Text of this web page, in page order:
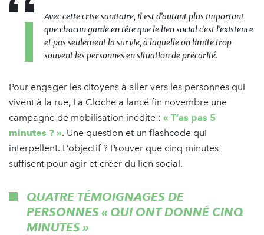
Avec cette crise sanitaire, il est d’autant plus important
que chacun garde en tête que le lien social c’est l’existence
et pas seulement la survie, à laquelle on limite trop
souvent les personnes en situation de précarité.
Pour engager les citoyens à aller vers les personnes qui
vivent à la rue, La Cloche a lancé fin novembre une
campagne de mobilisation inédite : « T’as pas 5
minutes ? ». Une question et un flashcode qui
interpellent. L’objectif ? Prouver que cinq minutes
suffisent pour agir et créer du lien social.
QUATRE TÉMOIGNAGES DE
PERSONNES « QUI ONT DONNÉ CINQ
MINUTES »